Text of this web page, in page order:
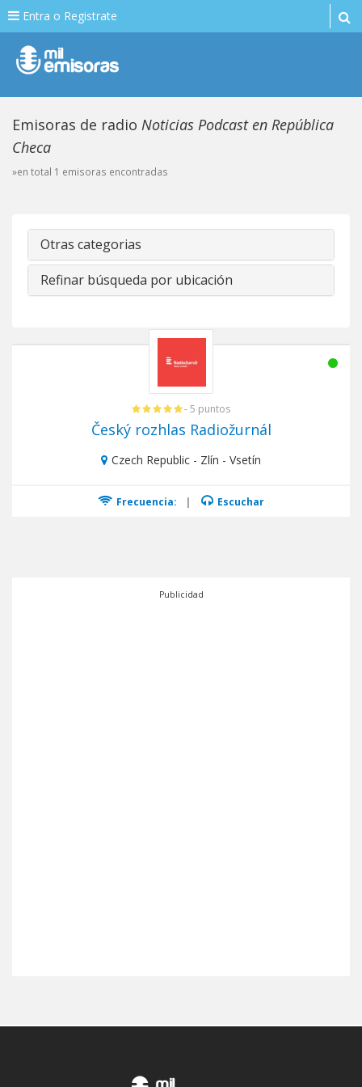
Entra o Registrate
Emisoras de radio Noticias Podcast en República
Checa
»en total 1 emisoras encontradas
Otras categorias
Refinar búsqueda por ubicación
- 5 puntos
Český rozhlas Radiožurnál
Czech Republic - Zlín - Vsetín
Frecuencia: | Escuchar
Publicidad